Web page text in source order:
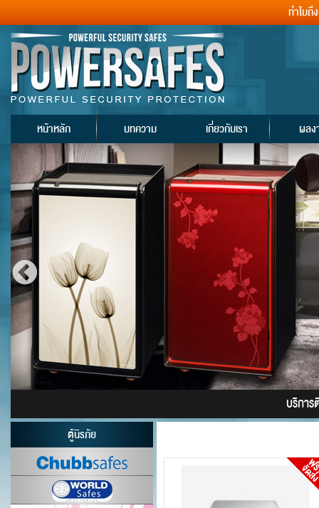
ทำไมถึ
หน้าหลัก บทความ เกี่ยวกับเรา ผลง
บริการ
ตู้นิรภัย